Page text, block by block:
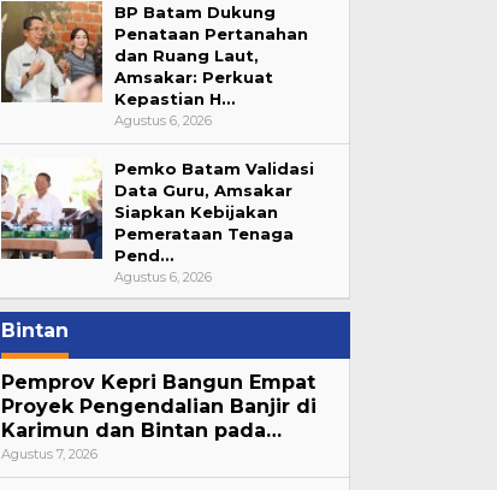
BP Batam Dukung
Penataan Pertanahan
dan Ruang Laut,
Amsakar: Perkuat
Kepastian H…
Agustus 6, 2026
Pemko Batam Validasi
Data Guru, Amsakar
Siapkan Kebijakan
Pemerataan Tenaga
Pend…
Agustus 6, 2026
Bintan
Pemprov Kepri Bangun Empat
Proyek Pengendalian Banjir di
Karimun dan Bintan pada…
Agustus 7, 2026